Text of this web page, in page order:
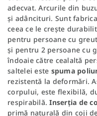
adecvat. Arcurile din
și adâncituri. Sunt
ceea ce le crește
pentru persoane cu
și pentru 2 persoane cu
îndoaie către cealaltă
saltelei este spuma
rezistentă la deformări.
corpului, este flexibilă,
respirabilă.Inserția de
primă naturală din coji